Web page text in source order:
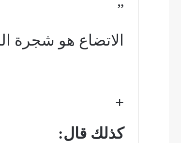
”
الاتضاع هو شجرة
+
كذلك قال: